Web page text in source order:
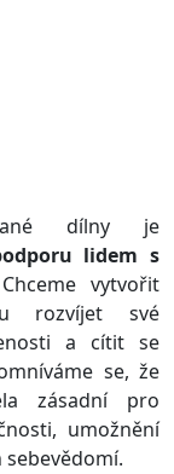
dílny je
lidem s
vytvořit
rozvíjet své
a cítit se
se, že
zásadní pro
umožnění